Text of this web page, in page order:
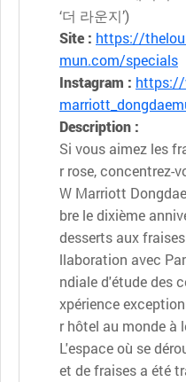
‘더 라운지’)
Site : https://
mun.com/specials
Instagram : https://
Description :
Si vous aimez les
r rose, concentrez-
W Marriott
bre le dixième
desserts aux
llaboration avec
ndiale d'étude des
xpérience
r hôtel au monde à
L'espace où se
et de fraises a été